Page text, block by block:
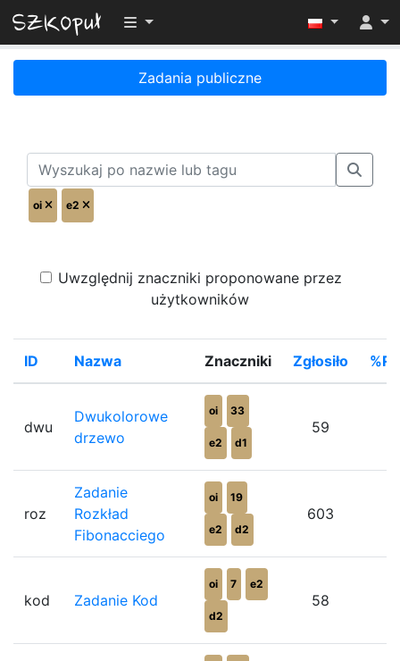
Przełącz widoczność menu
Zadania publiczne
oi e2
Uwzględnij znaczniki proponowane przez
użytkowników
ID Nazwa Znaczniki Zgłosiło
dwu
Dwukolorowe
drzewo
oi 33
e2 d1
59
roz
Zadanie
Rozkład
Fibonacciego
oi 19
e2 d2
603
kod Zadanie Kod
oi 7 e2
d2
58